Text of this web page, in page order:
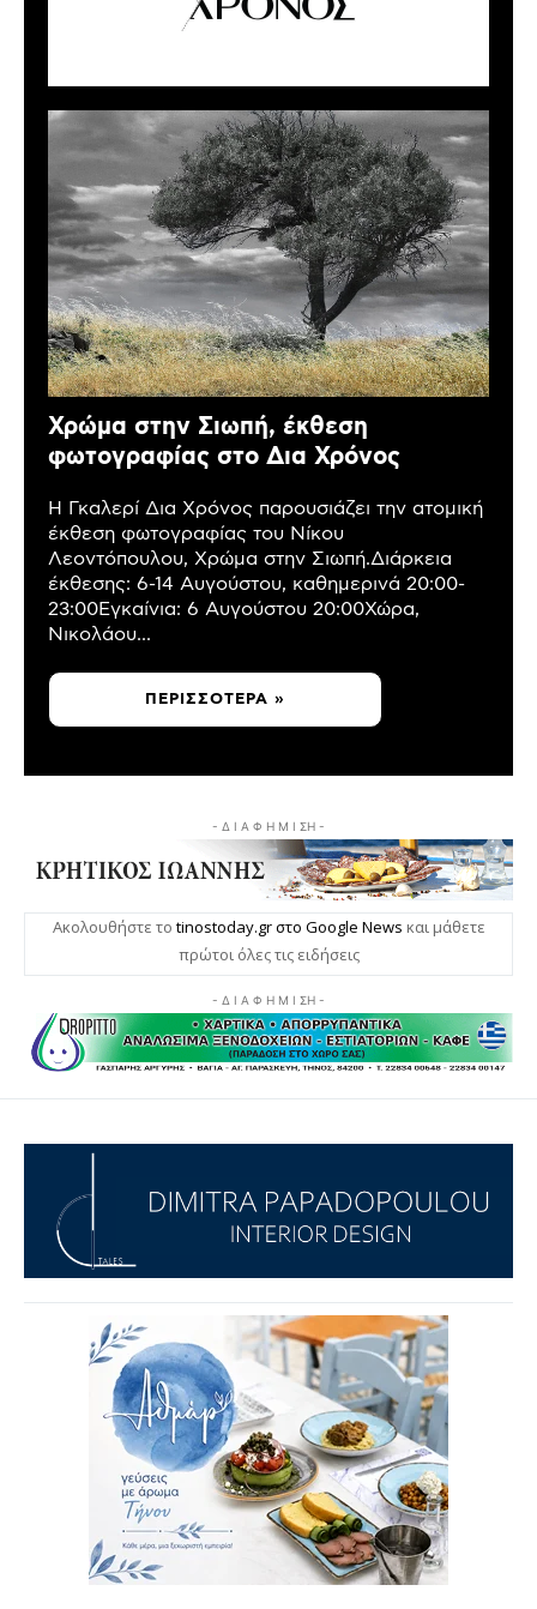
Χρώμα στην Σιωπή, έκθεση
φωτογραφίας στο Δια Χρόνος
Η Γκαλερί Δια Χρόνος παρουσιάζει την ατομική
έκθεση φωτογραφίας του Νίκου
Λεοντόπουλου, Χρώμα στην Σιωπή.Διάρκεια
έκθεσης: 6-14 Αυγούστου, καθημερινά 20:00-
23:00Εγκαίνια: 6 Αυγούστου 20:00Χώρα,
Νικολάου...
ΠΕΡΙΣΣΌΤΕΡΑ »
- Δ Ι Α Φ Η Μ Ι ΣΗ -
Ακολουθήστε το tinostoday.gr στο Google News και μάθετε
πρώτοι όλες τις ειδήσεις
- Δ Ι Α Φ Η Μ Ι ΣΗ -